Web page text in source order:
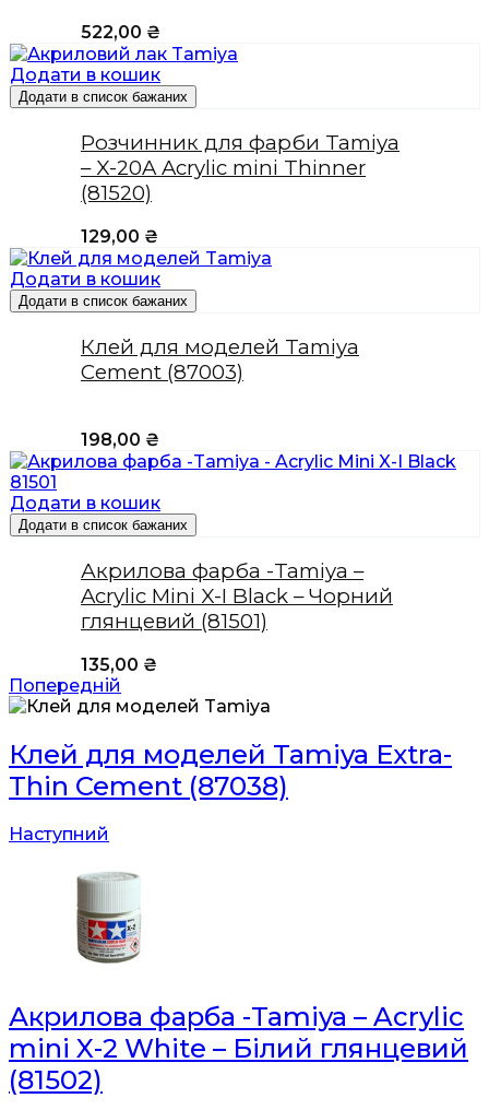
522,00 ₴
Додати в кошик
Додати в список бажаних
Розчинник для фарби Tamiya
– X-20A Acrylic mini Thinner
(81520)
129,00 ₴
Додати в кошик
Додати в список бажаних
Клей для моделей Tamiya
Cement (87003)
198,00 ₴
Додати в кошик
Додати в список бажаних
Акрилова фарба -Tamiya –
Acrylic Mini X-I Black – Чорний
глянцевий (81501)
135,00 ₴
Попередній
Клей для моделей Tamiya Extra-
Thin Cement (87038)
Наступний
Акрилова фарба -Tamiya – Acrylic
mini X-2 White – Білий глянцевий
(81502)